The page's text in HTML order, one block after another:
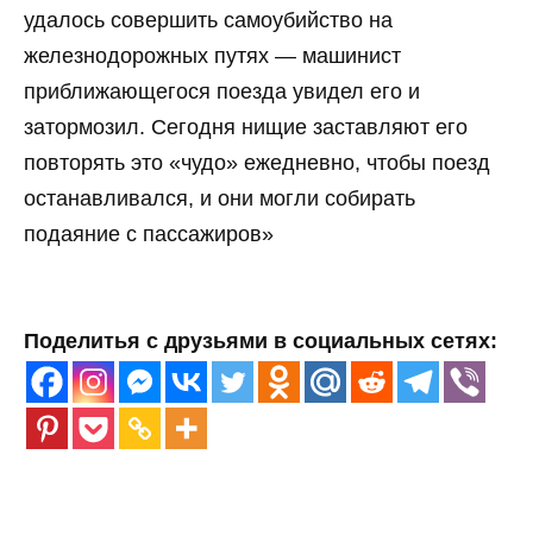
удалось совершить самоубийство на
железнодорожных путях — машинист
приближающегося поезда увидел его и
затормозил. Сегодня нищие заставляют его
повторять это «чудо» ежедневно, чтобы поезд
останавливался, и они могли собирать
подаяние с пассажиров»
Поделитья с друзьями в социальных сетях: